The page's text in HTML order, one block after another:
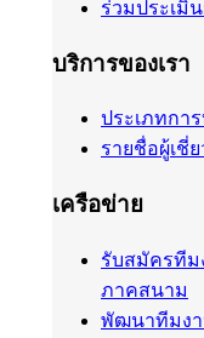
ร่วมประเมิ
บริการของเรา
ประเภทกา
รายชื่อผู้เชี่
เครือข่าย
รับสมัครทีม
ภาคสนาม
พัฒนาทีมงา